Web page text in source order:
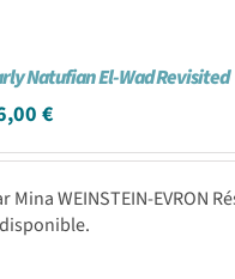
Natufian El-Wad Revisited
€
Mina WEINSTEIN-EVRON